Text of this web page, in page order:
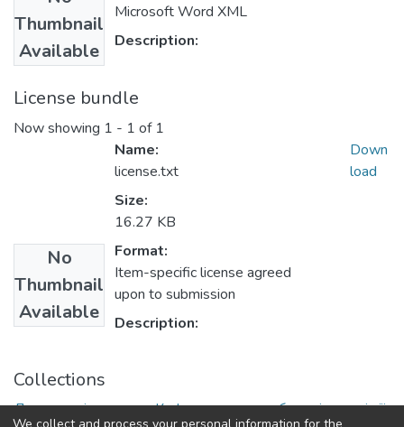
Thumbnail
Available
Microsoft Word XML
Description:
License bundle
Now showing 1 - 1 of 1
No
Thumbnail
Available
Name:
license.txt
Size:
16.27 KB
Format:
Item-specific license agreed
upon to submission
Description:
Down
load
Collections
Друковані видання. Кафедра землеробства і агрохімії